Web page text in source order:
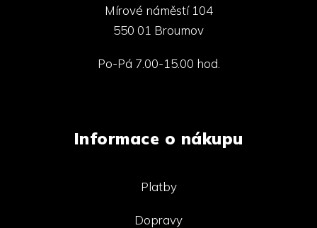
Mírové náměstí 104
550 01 Broumov
Po-Pá 7.00-15.00 hod.
Informace o nákupu
Platby
Dopravy